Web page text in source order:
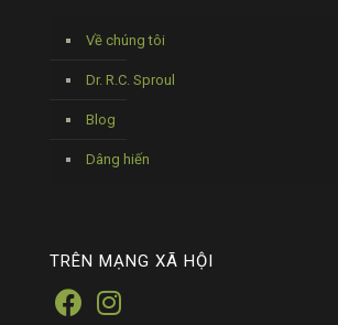
Về chúng tôi
Dr. R.C. Sproul
Blog
Dâng hiến
TRÊN MẠNG XÃ HỘI